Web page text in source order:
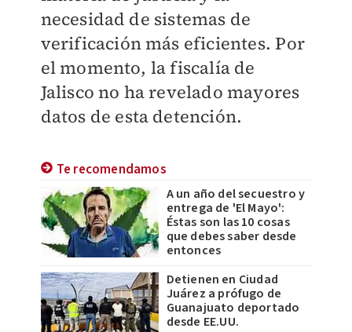
necesidad de sistemas de
verificación más eficientes. Por
el momento, la fiscalía de
Jalisco no ha revelado mayores
datos de esta detención.
Te recomendamos
A un año del secuestro y
entrega de 'El Mayo':
Éstas son las 10 cosas
que debes saber desde
entonces
Detienen en Ciudad
Juárez a prófugo de
Guanajuato deportado
desde EE.UU.